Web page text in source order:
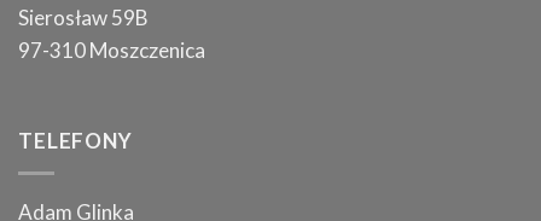
Sierosław 59B
97-310 Moszczenica
TELEFONY
Adam Glinka